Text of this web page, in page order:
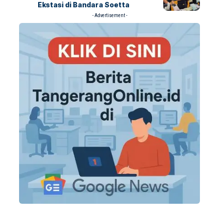
Ekstasi di Bandara Soetta
- Advertisement -